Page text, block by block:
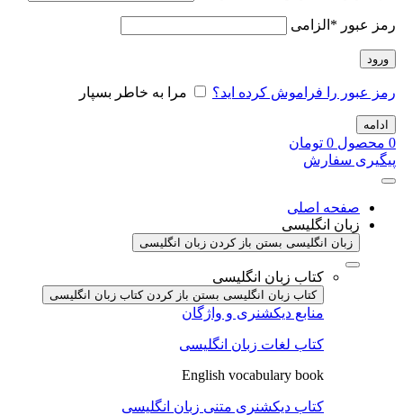
رمز عبور * الزامی
ورود
رمز عبور را فراموش کرده اید؟ مرا به خاطر بسپار
ادامه
0 محصول 0 تومان
پیگیری سفارش
صفحه اصلی
زبان انگلیسی
زبان انگلیسی بستن باز کردن زبان انگلیسی
کتاب زبان انگلیسی
کتاب زبان انگلیسی بستن باز کردن کتاب زبان انگلیسی
منابع دیکشنری و واژگان
کتاب لغات زبان انگلیسی
English vocabulary book
کتاب دیکشنری متنی زبان انگلیسی